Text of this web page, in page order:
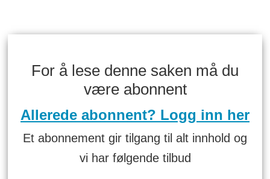
For å lese denne saken må du
være abonnent
Allerede abonnent? Logg inn her
Et abonnement gir tilgang til alt innhold og
vi har følgende tilbud